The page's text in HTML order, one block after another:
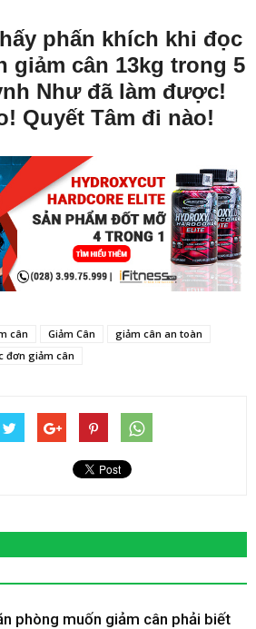
phấn khích khi đọc
giảm cân 13kg trong 5
Như đã làm được!
Quyết Tâm đi nào!
cân Giảm Cân
giảm cân an toàn
đơn giảm cân
phòng muốn giảm cân phải biết